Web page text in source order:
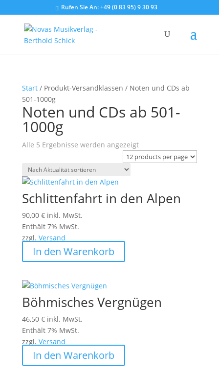
Rufen Sie An:+49 (0 83 95) 9 30 93
Start/ Produkt-Versandklassen / Noten und CDs ab
501-1000g
Noten und CDs ab 501-
1000g
Alle 5 Ergebnisse werden angezeigtNach
Aktualität
Schlittenfahrt in den Alpen
90,00 € inkl. MwSt.
Enthält 7% MwSt.
zzgl. Versand
In den Warenkorb
Böhmisches Vergnügen
46,50 € inkl. MwSt.
Enthält 7% MwSt.
zzgl. Versand
In den Warenkorb